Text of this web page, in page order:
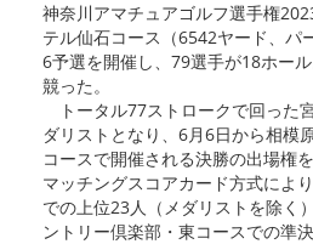
神奈川アマチュアゴルフ選手権
テル仙石コース（6542ヤード、パ
6予選を開催し、79選手が18ホー
競った。
トータル77ストロークで回った
ダリストとなり、6月6日から相模
コースで開催される決勝の出場権を
マッチングスコアカード方式によ
での上位23人（メダリストを除く
ントリー倶楽部・東コースでの準決